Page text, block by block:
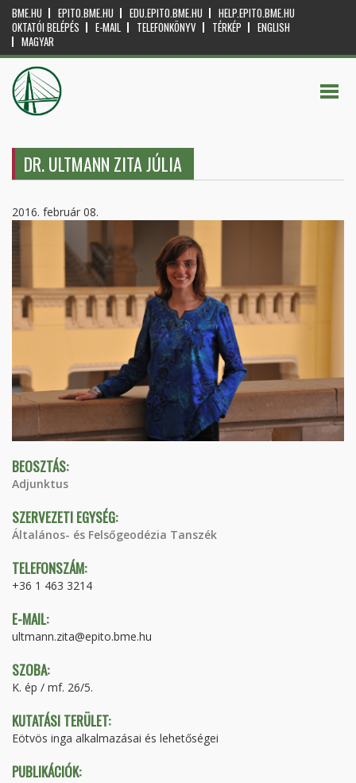
BME.HU EPITO.BME.HU EDU.EPITO.BME.HU
HELP.EPITO.BME.HU
OKTATÓI BELÉPÉS
E-MAIL TELEFONKÖNYV TÉRKÉP
ENGLISH
MAGYAR
DR. ULTMANN ZITA JÚLIA
2016. február 08.
BEOSZTÁS:
Adjunktus
SZERVEZETI EGYSÉG:
Általános- és Felsőgeodézia Tanszék
TELEFONSZÁM:
+36 1 463 3214
E-MAIL:
ultmann.zita@epito.bme.hu
SZOBA:
K. ép / mf. 26/5.
KUTATÁSI TERÜLET:
Eötvös inga alkalmazásai és lehetőségei
PUBLIKÁCIÓK: